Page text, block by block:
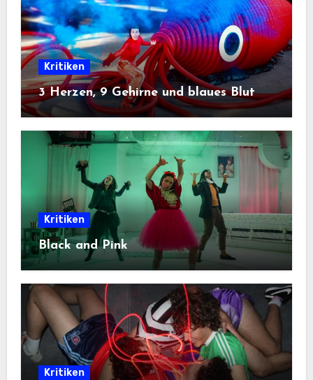
Kritiken
3 Herzen, 9 Gehirne und blaues Blut
Kritiken
Black and Pink
Kritiken